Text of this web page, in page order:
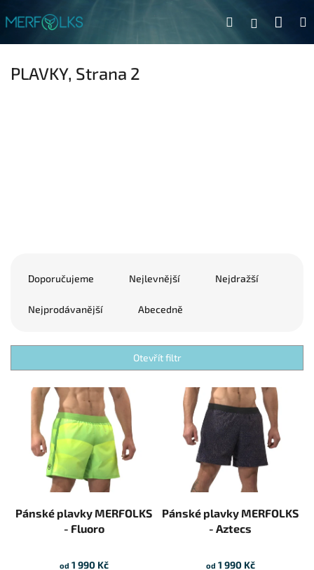
Hledat
PLAVKY, Strana 2
Doporučujeme Nejlevnější Nejdražší
Nejprodávanější Abecedně
Otevřít filtr
Výpis produktů
Pánské plavky MERFOLKS
- Fluoro
od 1 990 Kč
Pánské plavky MERFOLKS
- Aztecs
od 1 990 Kč